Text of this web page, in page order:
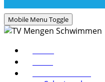
Mobile Menu Toggle